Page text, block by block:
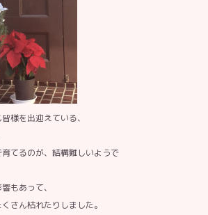
様を出迎えている、
てるのが、結構難しいようで
もあって、
さん枯れたりしました。